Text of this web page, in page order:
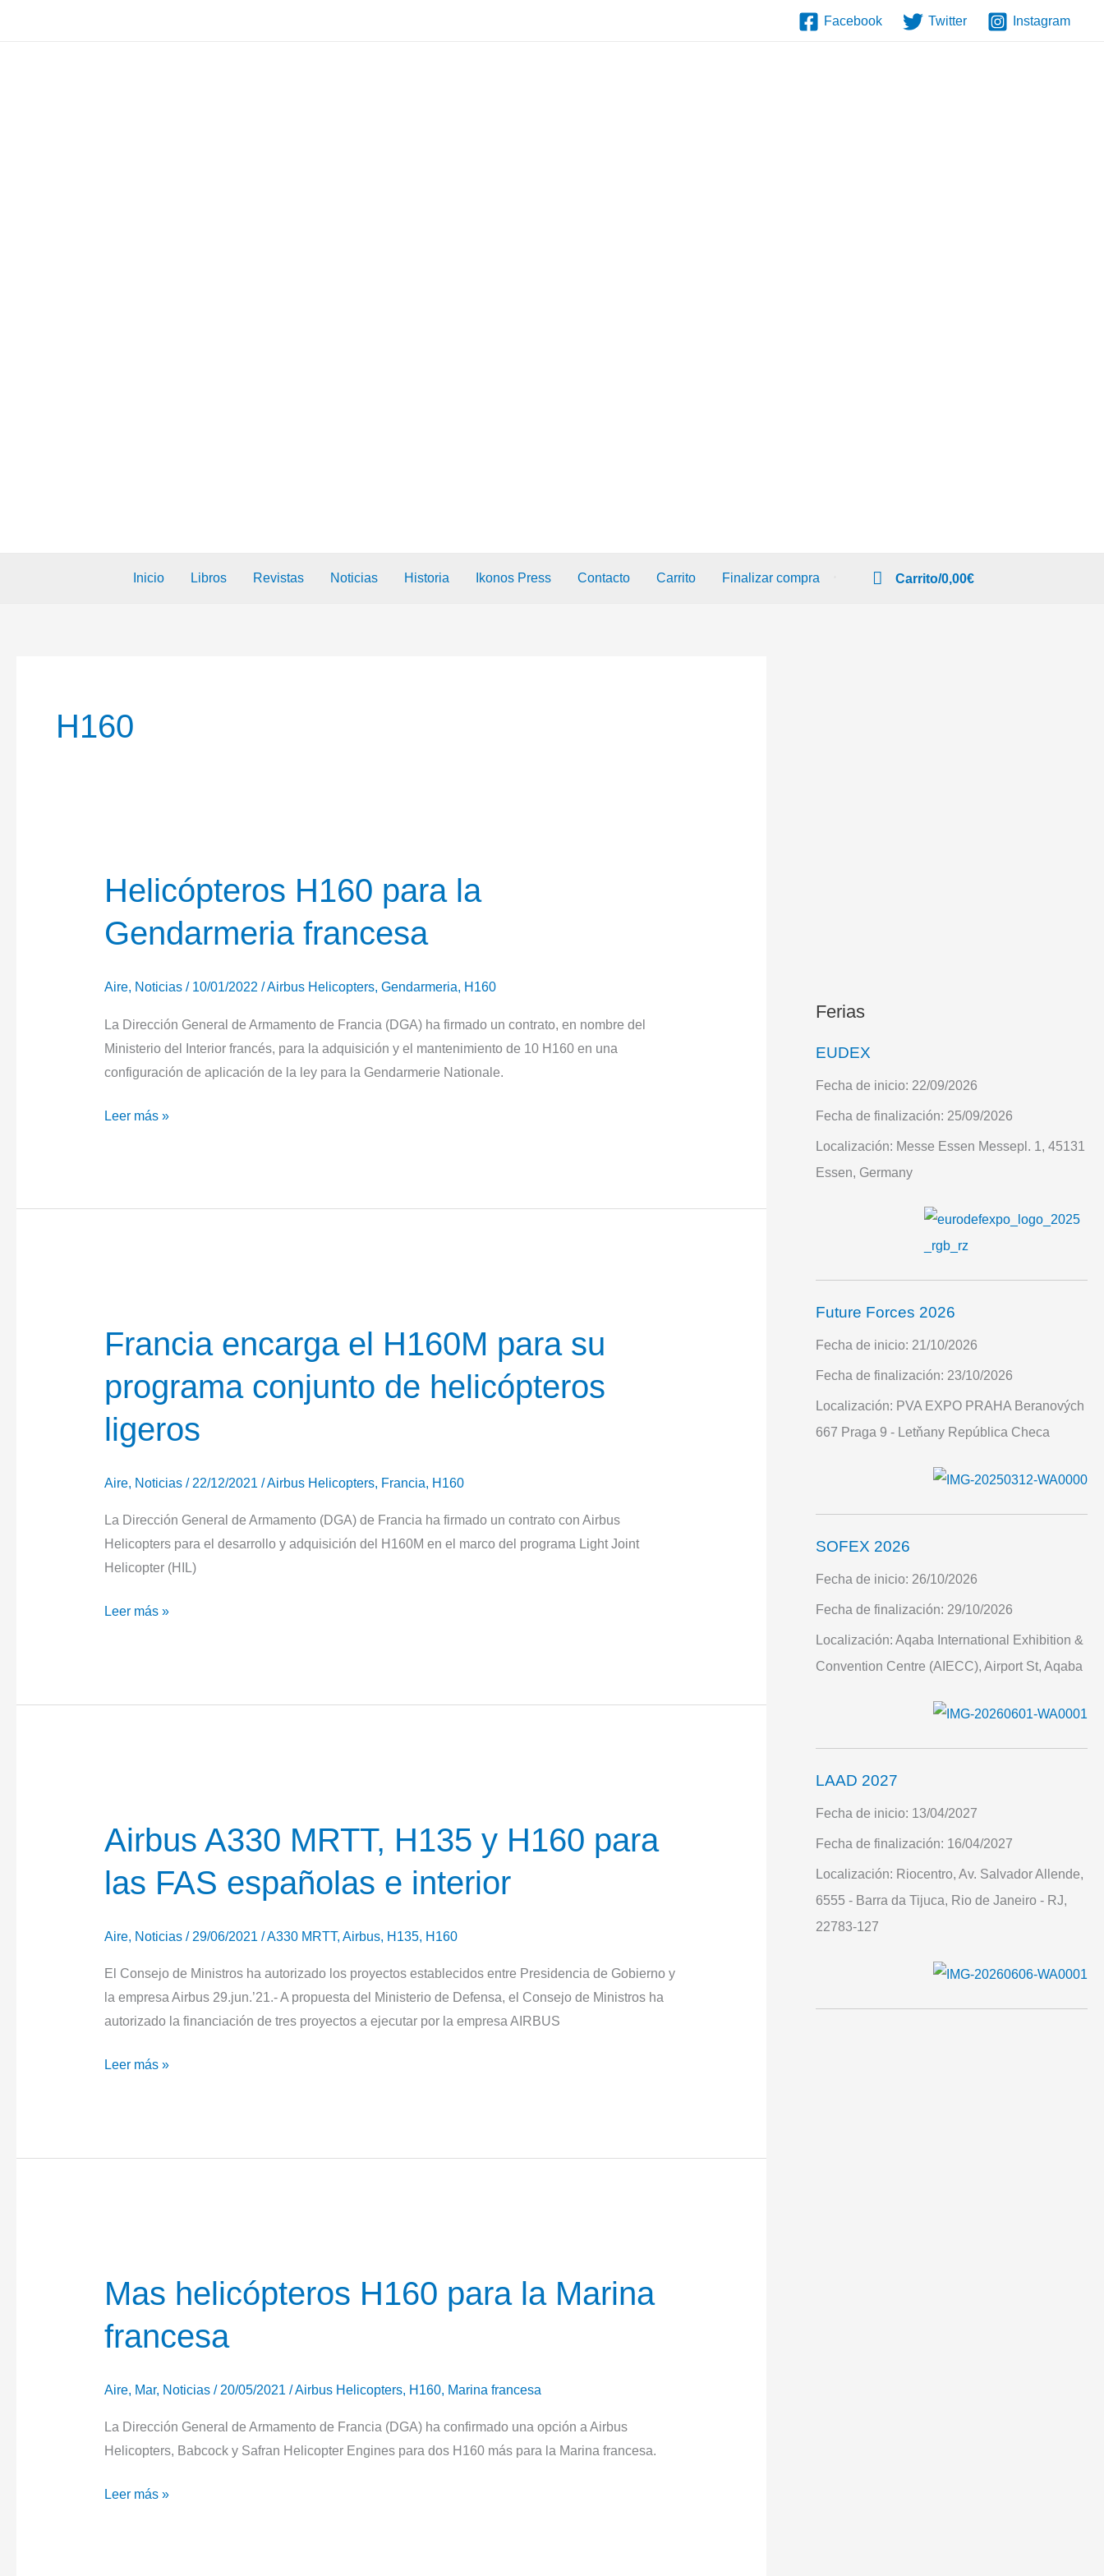
Facebook Twitter Instagram
Inicio Libros Revistas Noticias Historia Ikonos Press Contacto Carrito Finalizar compra Carrito/0,00€
H160
Helicópteros H160 para la
Gendarmeria francesa
Aire, Noticias/ 10/01/2022 /Airbus Helicopters, Gendarmeria, H160
La Dirección General de Armamento de Francia (DGA) ha firmado un contrato, en nombre del
Ministerio del Interior francés, para la adquisición y el mantenimiento de 10 H160 en una
configuración de aplicación de la ley para la Gendarmerie Nationale.
Helicópteros
Gendarmeria
Leer más »
Francia encarga el H160M para su
programa conjunto de helicópteros
ligeros
Aire, Noticias/ 22/12/2021 /Airbus Helicopters, Francia, H160
La Dirección General de Armamento (DGA) de Francia ha firmado un contrato con Airbus
Helicopters para el desarrollo y adquisición del H160M en el marco del programa Light Joint
Helicopter (HIL)
Francia
para
helicópteros
ligeros
Leer más »
Airbus A330 MRTT, H135 y H160 para
las FAS españolas e interior
Aire, Noticias/ 29/06/2021 /A330 MRTT, Airbus, H135, H160
El Consejo de Ministros ha autorizado los proyectos establecidos entre Presidencia de Gobierno y
la empresa Airbus 29.jun.’21.- A propuesta del Ministerio de Defensa, el Consejo de Ministros ha
autorizado la financiación de tres proyectos a ejecutar por la empresa AIRBUS
Airbus
y
e
interior
Leer más »
Mas helicópteros H160 para la Marina
francesa
Aire, Mar, Noticias/ 20/05/2021 /Airbus Helicopters, H160, Marina francesa
La Dirección General de Armamento de Francia (DGA) ha confirmado una opción a Airbus
Helicopters, Babcock y Safran Helicopter Engines para dos H160 más para la Marina francesa.
Mas
Leer más »
Ferias
EUDEX
Fecha de inicio: 22/09/2026
Fecha de finalización: 25/09/2026
Localización: Messe Essen Messepl. 1, 45131
Essen, Germany
Future Forces 2026
Fecha de inicio: 21/10/2026
Fecha de finalización: 23/10/2026
Localización: PVA EXPO PRAHA Beranových
667 Praga 9 - Letňany República Checa
SOFEX 2026
Fecha de inicio: 26/10/2026
Fecha de finalización: 29/10/2026
Localización: Aqaba International Exhibition &
Convention Centre (AIECC), Airport St, Aqaba
LAAD 2027
Fecha de inicio: 13/04/2027
Fecha de finalización: 16/04/2027
Localización: Riocentro, Av. Salvador Allende,
6555 - Barra da Tijuca, Rio de Janeiro - RJ,
22783-127